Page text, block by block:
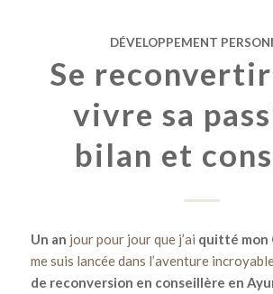
DÉVELOPPEMENT
Se
vivre sa
bilan et
Un an jour pour jour que j’ai quitté mon
me suis lancée dans l’aventure
de reconversion en conseillère en